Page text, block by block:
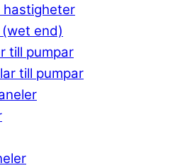
hastigheter
end)
till pumpar
till pumpar